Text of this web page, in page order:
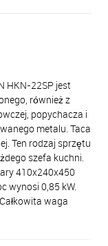
HKN-22SP jest
również z
popychacza i
metalu. Taca
Ten rodzaj sprzętu
szefa kuchni.
410x240x450
wynosi 0,85 kW.
waga